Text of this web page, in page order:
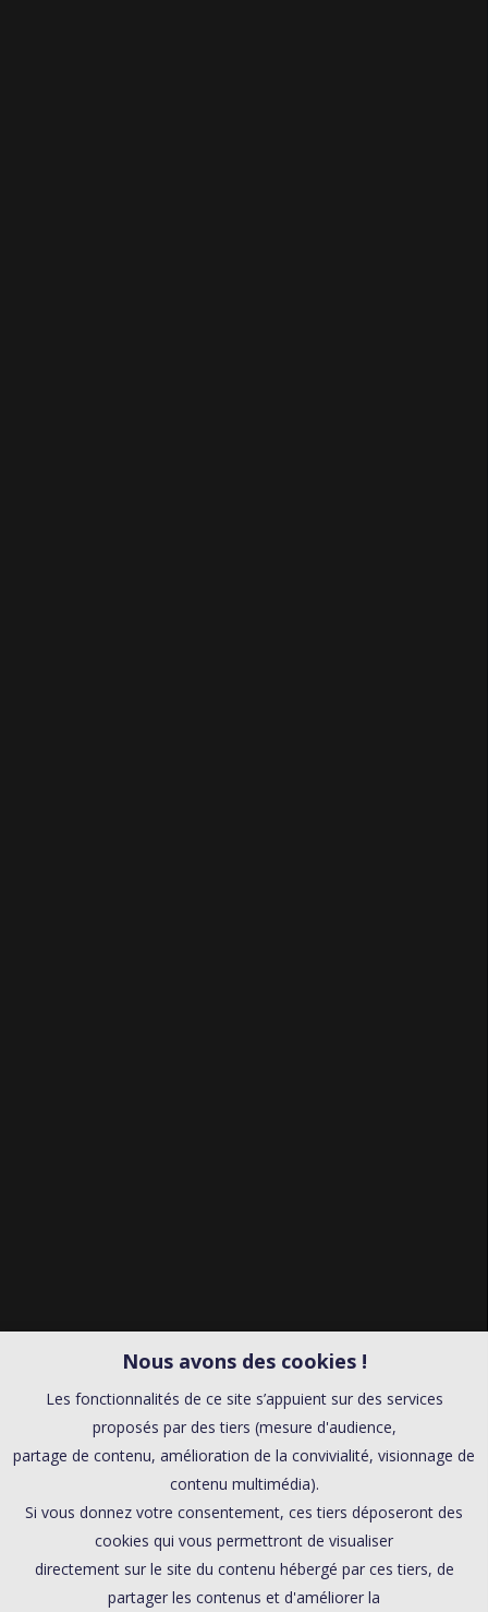
Nous avons des cookies !
Les fonctionnalités de ce site s’appuient sur des services
proposés par des tiers (mesure d'audience,
partage de contenu, amélioration de la convivialité, visionnage de
contenu multimédia).
Si vous donnez votre consentement, ces tiers déposeront des
cookies qui vous permettront de visualiser
directement sur le site du contenu hébergé par ces tiers, de
partager les contenus et d'améliorer la